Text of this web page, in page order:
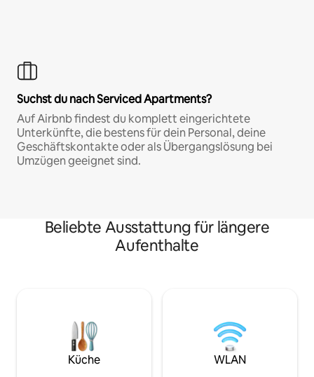
Suchst du nach Serviced Apartments?
Auf Airbnb findest du komplett eingerichtete
Unterkünfte, die bestens für dein Personal, deine
Geschäftskontakte oder als Übergangslösung bei
Umzügen geeignet sind.
Beliebte Ausstattung für längere
Aufenthalte
Küche WLAN